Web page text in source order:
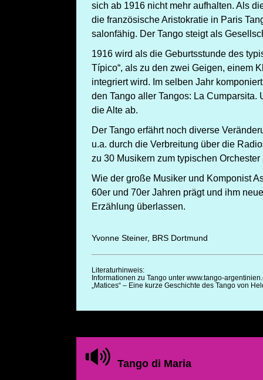
sich ab 1916 nicht mehr aufhalten. Als
die französische Aristokratie in Paris
salonfähig. Der Tango steigt als
1916 wird als die Geburtsstunde des
Típico“, als zu den zwei Geigen, einem
integriert wird. Im selben Jahr
den Tango aller Tangos: La
die Alte ab.
Der Tango erfährt noch diverse
u.a. durch die Verbreitung über die
zu 30 Musikern zum typischen
Wie der große Musiker und Komponist
60er und 70er Jahren prägt und ihm
Erzählung überlassen.
Yvonne Steiner, BRS Dortmund
Literaturhinweis:
Informationen zu Tango unter www.tango-
„Matices“ – Eine kurze Geschichte des Tango von
Tango di Maria